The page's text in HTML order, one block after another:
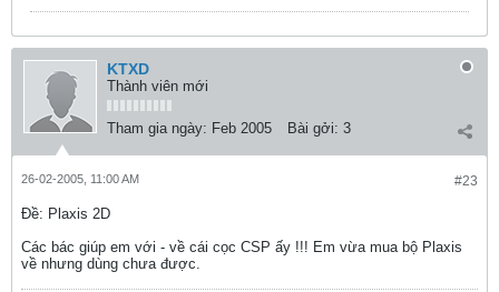
KTXD
Thành viên mới
Tham gia ngày: Feb 2005 Bài gởi: 3
#23
26-02-2005, 11:00 AM
Ðề: Plaxis 2D
Các bác giúp em với - về cái cọc CSP ấy !!! Em vừa mua bộ Plaxis
về nhưng dùng chưa được.